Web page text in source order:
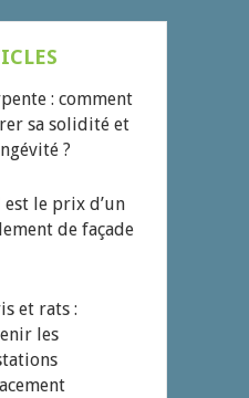
: comment
sa solidité et
?
est le prix d’un
de façade
et rats :
les